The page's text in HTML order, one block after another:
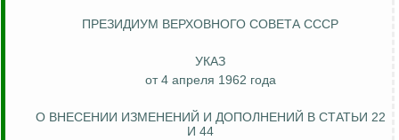
ПРЕЗИДИУМ ВЕРХОВНОГО СОВЕТА СССР
УКАЗ
от 4 апреля 1962 года
О ВНЕСЕНИИ ИЗМЕНЕНИЙ И ДОПОЛНЕНИЙ В СТАТЬИ 22
И 44